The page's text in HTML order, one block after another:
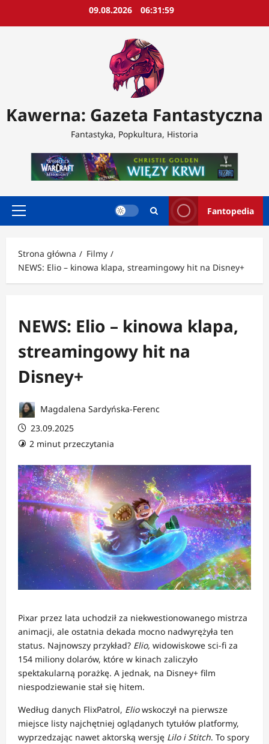
09.08.2026 06:32:01
Kawerna: Gazeta Fantastyczna
Fantastyka, Popkultura, Historia
Menu
Fantopedia
Strona główna
Filmy
NEWS: Elio – kinowa klapa, streamingowy hit na Disney+
NEWS: Elio – kinowa klapa,
streamingowy hit na
Disney+
Magdalena Sardyńska-Ferenc
23.09.2025
2 minut przeczytania
Pixar przez lata uchodził za niekwestionowanego mistrza
animacji, ale ostatnia dekada mocno nadwyrężyła ten
status. Najnowszy przykład? Elio, widowiskowe sci-fi za
154 miliony dolarów, które w kinach zaliczyło
spektakularną porażkę. A jednak, na Disney+ film
niespodziewanie stał się hitem.
Według danych FlixPatrol, Eliowskoczył na pierwsze
miejsce listy najchętniej oglądanych tytułów platformy,
wyprzedzając nawet aktorską wersję Lilo i Stitch. To spory